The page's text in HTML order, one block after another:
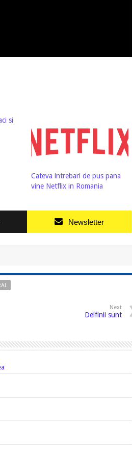
si
Cateva intrebari de pus pana
vine Netflix in Romania
Newsletter
Next
Delfinii sunt